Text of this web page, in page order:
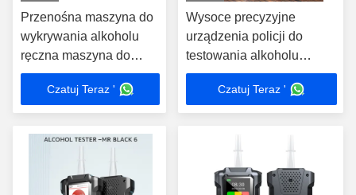
Przenośna maszyna do
wykrywania alkoholu
ręczna maszyna do
analizy oddechu
Czatuj Teraz '
Wysoce precyzyjne
urządzenia policji do
testowania alkoholu
Alcohol Breathalyzer
Czatuj Teraz '